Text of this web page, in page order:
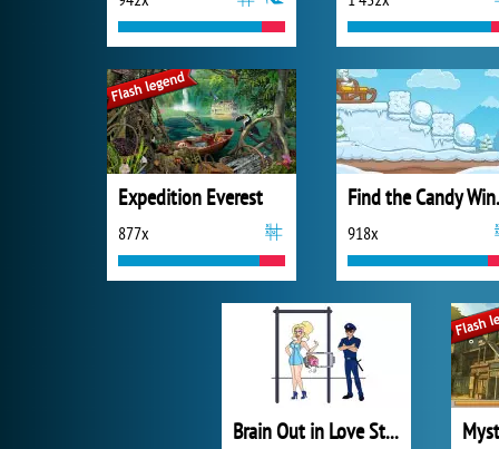
Expedition Everest
877x 918x
Brain Out in Love Story